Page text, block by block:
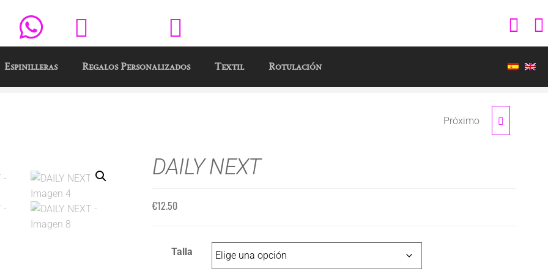
Espinilleras Regalos Personalizados Textil Rotulación
DAILY STRETCH
Próximo
DAILY NEXT
€12.50
Talla